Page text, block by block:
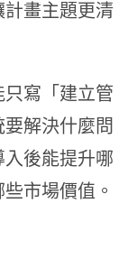
畫主題更清
寫「建立管
解決什麼問
後能提升哪
市場價值。